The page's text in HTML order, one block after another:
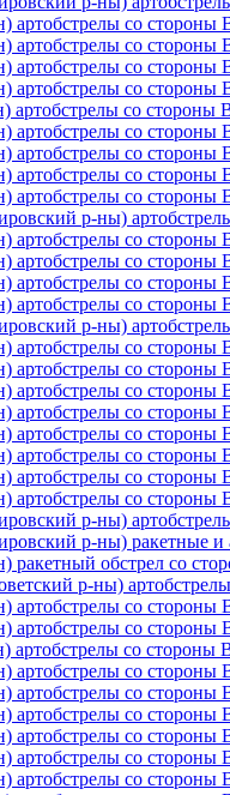
артобстрелы со
артобстрелы со
артобстрелы со
артобстрелы со
артобстрелы со стороны
артобстрелы со
артобстрелы со
артобстрелы со
артобстрелы со
р-ны)
артобстрелы со
артобстрелы со
артобстрелы со
артобстрелы со
р-ны)
артобстрелы со
артобстрелы со
артобстрелы со
артобстрелы со
артобстрелы со
артобстрелы со
артобстрелы со
артобстрелы со
р-ны)
р-ны) ракетные
ракетный обстрел со
р-ны)
артобстрелы со
артобстрелы со
артобстрелы со стороны
артобстрелы со
артобстрелы со
артобстрелы со
артобстрелы со
артобстрелы со
артобстрелы со